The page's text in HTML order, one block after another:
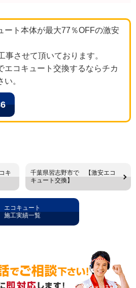
ート本体が最大77％OFFの激安
事させて頂いております。
エコキュート交換するならチカ
。
キ
千葉県習志野市で 【激安エコ
キュート交換】
エコキュート
施工実績一覧